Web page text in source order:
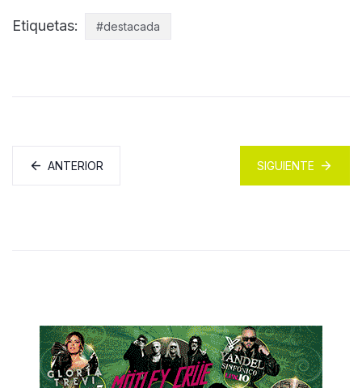
Etiquetas: #destacada
ANTERIOR SIGUIENTE